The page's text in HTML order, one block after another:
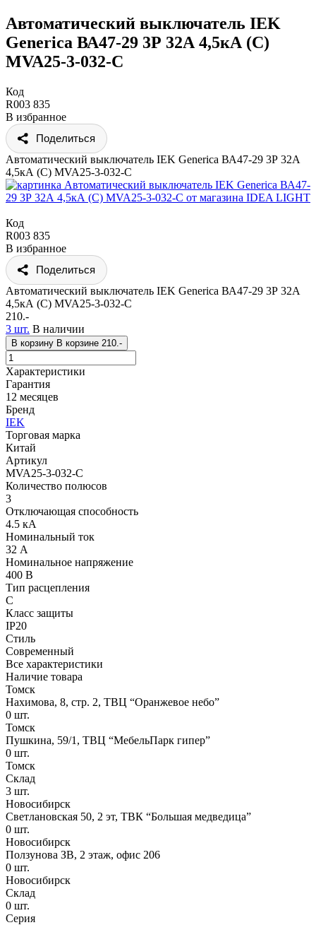
Автоматический выключатель IEK
Generica ВА47-29 3Р 32А 4,5кА (С)
MVA25-3-032-C
Код
R003 835
В избранное
Поделиться
Автоматический выключатель IEK Generica ВА47-29 3Р 32А
4,5кА (С) MVA25-3-032-C
Код
R003 835
В избранное
Поделиться
Автоматический выключатель IEK Generica ВА47-29 3Р 32А
4,5кА (С) MVA25-3-032-C
210.-
3 шт. В наличии
В корзину В корзине 210.-
Характеристики
Гарантия
12 месяцев
Бренд
IEK
Торговая марка
Китай
Артикул
MVA25-3-032-C
Количество полюсов
3
Отключающая способность
4.5 кА
Номинальный ток
32 А
Номинальное напряжение
400 В
Тип расцепления
C
Класс защиты
IP20
Стиль
Современный
Все характеристики
Наличие товара
Томск
Нахимова, 8, стр. 2​, ТВЦ “Оранжевое небо​”
0 шт.
Томск
Пушкина, 59/1, ТВЦ “МебельПарк гипер”
0 шт.
Томск
Склад
3 шт.
Новосибирск
Светлановская 50, 2 эт, ТВК “Большая медведица”
0 шт.
Новосибирск
Ползунова ЗВ, 2 этаж, офис 206
0 шт.
Новосибирск
Склад
0 шт.
Серия